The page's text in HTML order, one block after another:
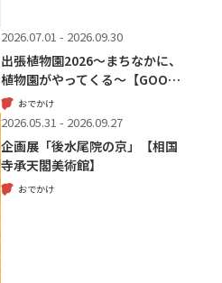
2026.07.01 - 2026.09.30
出張植物園2026～まちなかに、
植物園がやってくる～【GOO…
おでかけ
2026.05.31 - 2026.09.27
企画展「後水尾院の京」【相国
寺承天閣美術館】
おでかけ